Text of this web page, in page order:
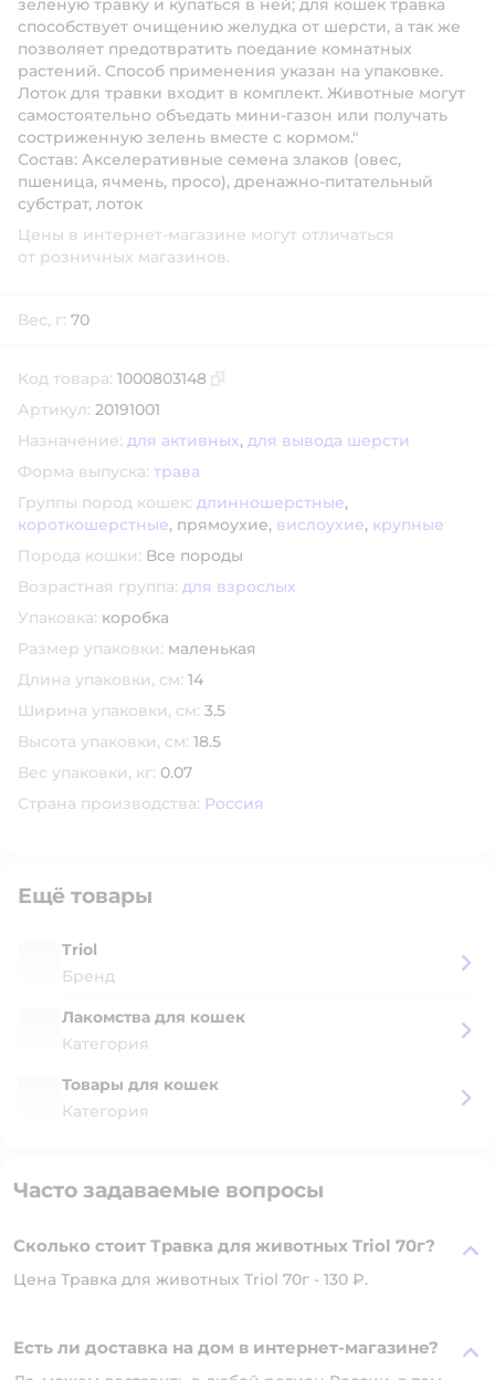
зеленую травку и купаться в ней; для кошек травка
способствует очищению желудка от шерсти, а так же
позволяет предотвратить поедание комнатных
растений. Способ применения указан на упаковке.
Лоток для травки входит в комплект. Животные могут
самостоятельно объедать мини-газон или получать
состриженную зелень вместе с кормом."
Состав: Акселеративные семена злаков (овес,
пшеница, ячмень, просо), дренажно-питательный
субстрат, лоток
Цены в интернет-магазине могут отличаться
от розничных магазинов.
Вес, г: 70
Код товара: 1000803148
Артикул: 20191001
Назначение: для активных, для вывода шерсти
Форма выпуска: трава
Группы пород кошек: длинношерстные,
короткошерстные, прямоухие, вислоухие, крупные
Порода кошки: Все породы
Возрастная группа: для взрослых
Упаковка: коробка
Размер упаковки: маленькая
Длина упаковки, см: 14
Ширина упаковки, см: 3.5
Высота упаковки, см: 18.5
Вес упаковки, кг: 0.07
Страна производства: Россия
Ещё товары
Triol
Бренд
Лакомства для кошек
Категория
Товары для кошек
Категория
Часто задаваемые вопросы
Сколько стоит Травка для животных Triol 70г?
Цена Травка для животных Triol 70г - 130 ₽.
Есть ли доставка на дом в интернет-магазине?